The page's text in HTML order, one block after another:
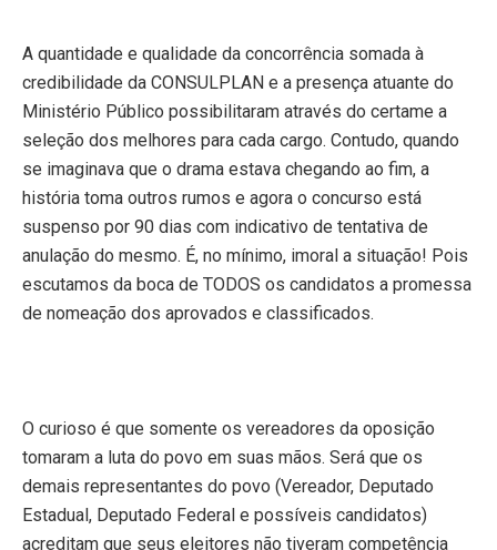
A quantidade e qualidade da concorrência somada à
credibilidade da CONSULPLAN e a presença atuante do
Ministério Público possibilitaram através do certame a
seleção dos melhores para cada cargo. Contudo, quando
se imaginava que o drama estava chegando ao fim, a
história toma outros rumos e agora o concurso está
suspenso por 90 dias com indicativo de tentativa de
anulação do mesmo. É, no mínimo, imoral a situação! Pois
escutamos da boca de TODOS os candidatos a promessa
de nomeação dos aprovados e classificados.
O curioso é que somente os vereadores da oposição
tomaram a luta do povo em suas mãos. Será que os
demais representantes do povo (Vereador, Deputado
Estadual, Deputado Federal e possíveis candidatos)
acreditam que seus eleitores não tiveram competência